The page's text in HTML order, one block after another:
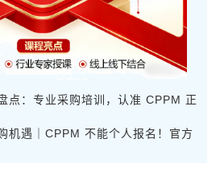
点：专业采购培训，认准 CPPM 正
机遇｜CPPM 不能个人报名！官方